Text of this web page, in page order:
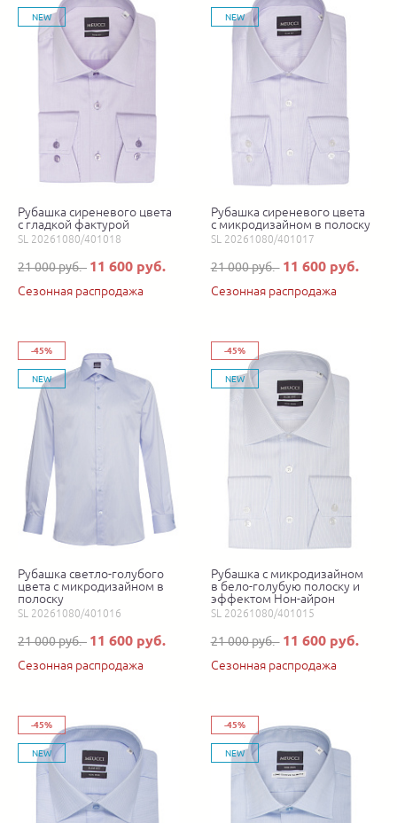
NEW
Рубашка сиреневого цвета
с гладкой фактурой
SL 20261080/401018
21 000 руб. 11 600 руб.
Сезонная распродажа
NEW
Рубашка сиреневого цвета
с микродизайном в полоску
SL 20261080/401017
21 000 руб. 11 600 руб.
Сезонная распродажа
-45%
NEW
Рубашка светло-голубого
цвета с микродизайном в
полоску
SL 20261080/401016
21 000 руб. 11 600 руб.
Сезонная распродажа
-45%
NEW
Рубашка с микродизайном
в бело-голубую полоску и
эффектом Нон-айрон
SL 20261080/401015
21 000 руб. 11 600 руб.
Сезонная распродажа
-45%
NEW
-45%
NEW